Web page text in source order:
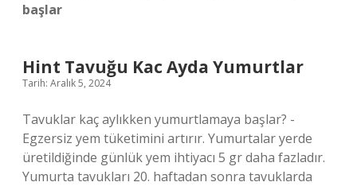
başlar
Hint Tavuğu Kac Ayda Yumurtlar
Tarih: Aralık 5, 2024
Tavuklar kaç aylıkken yumurtlamaya başlar? -
Egzersiz yem tüketimini artırır. Yumurtalar yerde
üretildiğinde günlük yem ihtiyacı 5 gr daha fazladır.
Yumurta tavukları 20. haftadan sonra tavuklarda